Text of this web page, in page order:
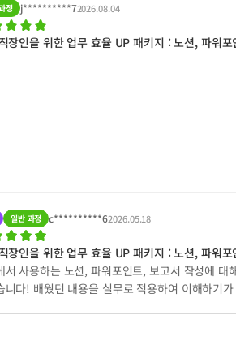
정 j**********72026.08.04
장인을 위한 업무 효율 UP 패키지 : 노션, 파워포
일반 과정 c**********62026.05.18
장인을 위한 업무 효율 UP 패키지 : 노션, 파워포
서 사용하는 노션, 파워포인트, 보고서 작성에 대
니다! 배웠던 내용을 실무로 적용하여 이해하기